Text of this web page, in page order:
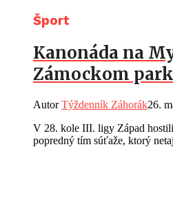
Šport
Kanonáda na
Zámockom
AutorTýždenník Záhorák26.
V 28. kole III. ligy Západ
popredný tím súťaže, ktorý